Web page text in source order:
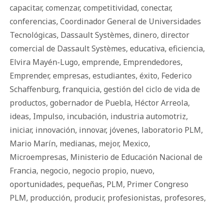
capacitar, comenzar, competitividad, conectar,
conferencias, Coordinador General de Universidades
Tecnológicas, Dassault Systèmes, dinero, director
comercial de Dassault Systèmes, educativa, eficiencia,
Elvira Mayén-Lugo, emprende, Emprendedores,
Emprender, empresas, estudiantes, éxito, Federico
Schaffenburg, franquicia, gestión del ciclo de vida de
productos, gobernador de Puebla, Héctor Arreola,
ideas, Impulso, incubación, industria automotriz,
iniciar, innovación, innovar, jóvenes, laboratorio PLM,
Mario Marín, medianas, mejor, Mexico,
Microempresas, Ministerio de Educación Nacional de
Francia, negocio, negocio propio, nuevo,
oportunidades, pequeñas, PLM, Primer Congreso
PLM, producción, producir, profesionistas, profesores,